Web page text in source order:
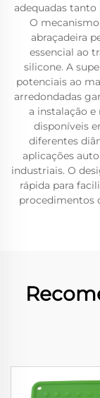
adequadas tanto
O
abraçadeira
essencial ao
silicone. A
potenciais ao
arredondadas
a instalação e
disponíveis
diferentes
aplicações
industriais. O
rápida para
procedimentos